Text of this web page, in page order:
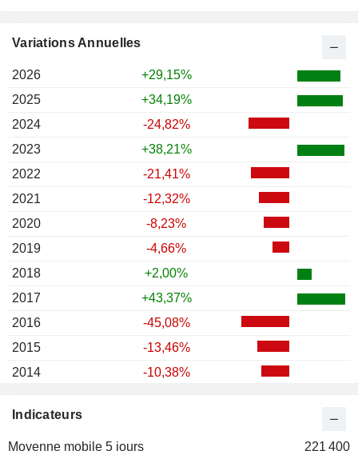
Indicateurs
Moyenne mobile 5 jours
221 400
Variations Annuelles
2026
+29,15%
2025
+34,19%
2024
-24,82%
2023
+38,21%
2022
-21,41%
2021
-12,32%
2020
-8,23%
2019
-4,66%
2018
+2,00%
2017
+43,37%
2016
-45,08%
2015
-13,46%
2014
-10,38%